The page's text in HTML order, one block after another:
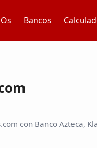
Bancos
con Banco Azteca,